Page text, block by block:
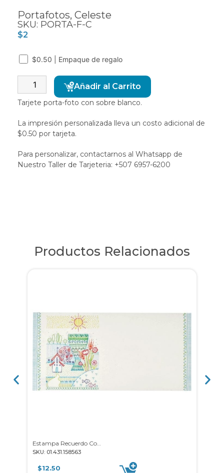
Portafotos, Celeste
SKU: PORTA-F-C
$2
$0.50 | Empaque de regalo
Añadir al Carrito
Tarjete porta-foto con sobre blanco.
La impresión personalizada lleva un costo adicional de
$0.50 por tarjeta.
Para personalizar, contactarnos al Whatsapp de
Nuestro Taller de Tarjeteria: +507 6957-6200
Productos Relacionados
SKU: 01.431.158563
$12.50